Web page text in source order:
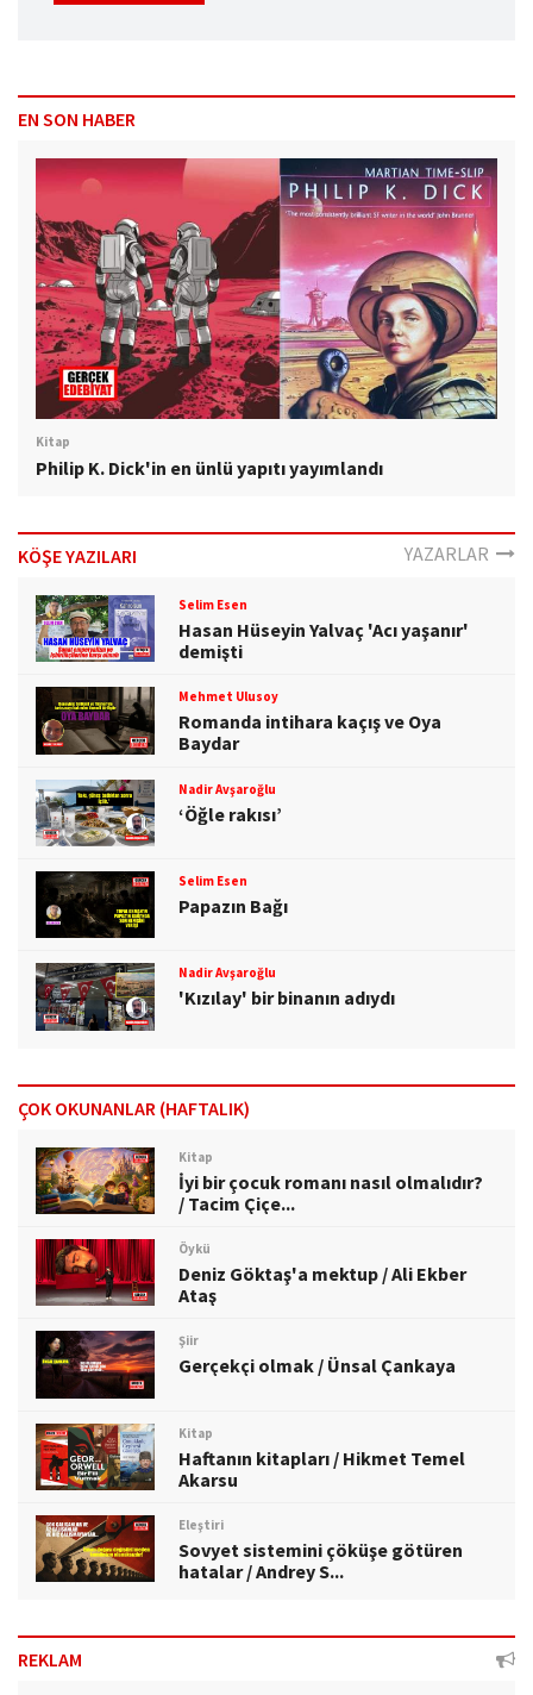
EN SON HABER
Kitap
Philip K. Dick'in en ünlü yapıtı yayımlandı
KÖŞE YAZILARI YAZARLAR
Selim Esen
Hasan Hüseyin Yalvaç 'Acı yaşanır'
demişti
Mehmet Ulusoy
Romanda intihara kaçış ve Oya
Baydar
Nadir Avşaroğlu
‘Öğle rakısı’
Selim Esen
Papazın Bağı
Nadir Avşaroğlu
'Kızılay' bir binanın adıydı
ÇOK OKUNANLAR (HAFTALIK)
Kitap
İyi bir çocuk romanı nasıl olmalıdır?
/ Tacim Çiçe...
Öykü
Deniz Göktaş'a mektup / Ali Ekber
Ataş
Şiir
Gerçekçi olmak / Ünsal Çankaya
Kitap
Haftanın kitapları / Hikmet Temel
Akarsu
Eleştiri
Sovyet sistemini çöküşe götüren
hatalar / Andrey S...
REKLAM